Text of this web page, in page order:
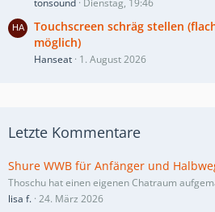
tonsound Dienstag, 19:46
Touchscreen schräg stellen
möglich)
Hanseat 1. August 2026
Letzte Kommentare
Shure WWB für Anfänger und
Thoschu hat einen eigenen Chatraum
lisa f. 24. März 2026